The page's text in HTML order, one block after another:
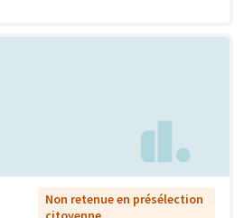
Non retenue en présélection